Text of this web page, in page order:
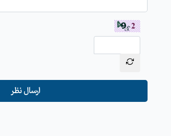
ارسال نظر